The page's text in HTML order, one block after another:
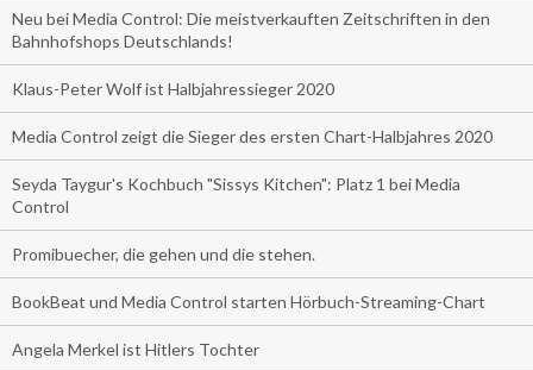
Neu bei Media Control: Die meistverkauften Zeitschriften in den
Bahnhofshops Deutschlands!
Klaus-Peter Wolf ist Halbjahressieger 2020
Media Control zeigt die Sieger des ersten Chart-Halbjahres 2020
Seyda Taygur's Kochbuch "Sissys Kitchen": Platz 1 bei Media
Control
Promibuecher, die gehen und die stehen.
BookBeat und Media Control starten Hörbuch-Streaming-Chart
Angela Merkel ist Hitlers Tochter